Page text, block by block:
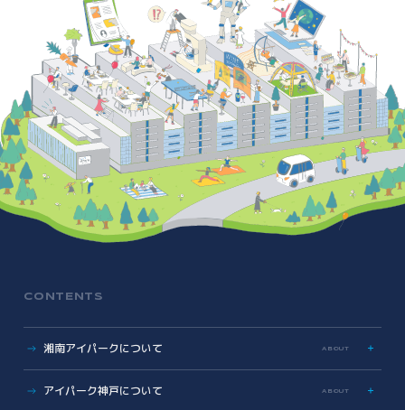
CONTENTS
湘南アイパークについて ABOUT
歩み
アイパーク神戸について ABOUT